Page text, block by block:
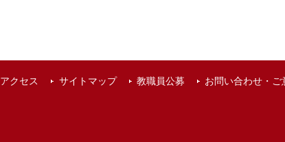
アクセス サイトマップ 教職員公募 お問い合わせ・ご